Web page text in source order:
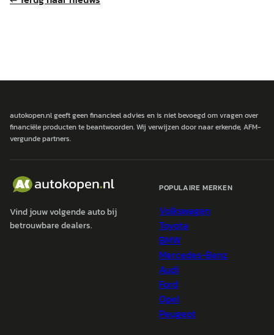
autokopen.nl geeft geen financieel advies en is niet bevoegd om vragen over
financiële producten te beantwoorden. Wij verwijzen door naar erkende, AFM-
vergunde partners.
Vind jouw volgende auto bij
betrouwbare dealers.
POPULAIRE MERKEN
Volkswagen
Toyota
BMW
Mercedes-Benz
Audi
Ford
Opel
Peugeot